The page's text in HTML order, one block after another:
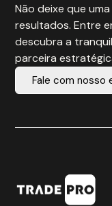
Não deixe que
resultados. Entre
descubra a
parceira
Fale com nosso